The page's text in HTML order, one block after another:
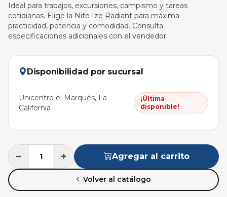
Ideal para trabajos, excursiones, campismo y tareas
cotidianas. Elige la Nite Ize Radiant para máxima
practicidad, potencia y comodidad. Consulta
especificaciones adicionales con el vendedor.
Disponibilidad por sucursal
Unicentro el Marqués, La
California
¡Última
disponible!
− + Agregar al carrito
Volver al catálogo